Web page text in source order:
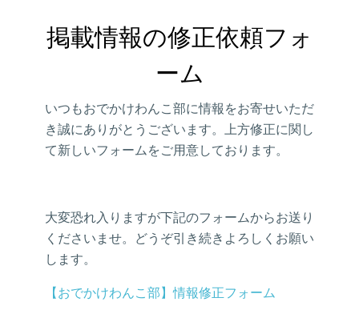
掲載情報の修正依頼フォ
ーム
いつもおでかけわんこ部に情報をお寄せいただ
き誠にありがとうございます。上方修正に関し
て新しいフォームをご用意しております。
大変恐れ入りますが下記のフォームからお送り
くださいませ。どうぞ引き続きよろしくお願い
します。
【おでかけわんこ部】情報修正フォーム